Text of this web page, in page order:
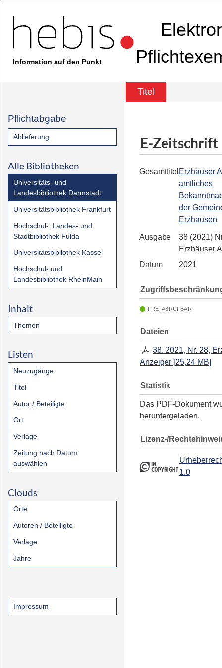
Information auf den Punkt
Titel
Pflichtabgabe
Ablieferung
Alle Bibliotheken
Universitäts- und
Landesbibliothek Darmstadt
Universitätsbibliothek Frankfurt
Hochschul-, Landes- und
Stadtbibliothek Fulda
Universitätsbibliothek Kassel
Hochschul- und
Landesbibliothek RheinMain
Inhalt
Themen
Listen
Neuzugänge
Titel
Autor / Beteiligte
Ort
Verlage
Zeitung nach Datum
auswählen
Clouds
Orte
Autoren / Beteiligte
Verlage
Jahre
Impressum
E-Zeitschrift
Gesamttitel Erzhäuser
amtliches
der
Erzhausen
Ausgabe
38 (2021)
Erzhäuser
Datum
2021
FREI ABRUFBAR
Dateien
38. 2021, Nr. 28,
Anzeiger [25,24 MB]
Statistik
Das PDF-Dokument
heruntergeladen.
Lizenz-/
1.0